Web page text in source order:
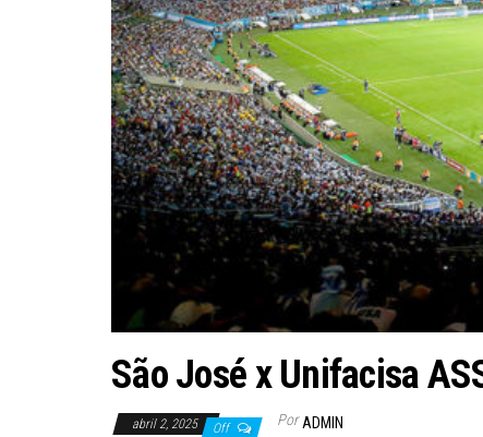
São José x Unifacisa
abril 2, 2025 Off Por ADMIN